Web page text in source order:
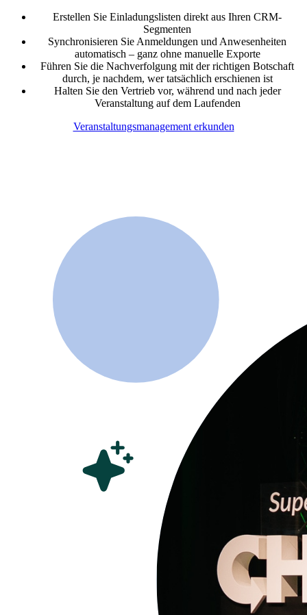
Erstellen Sie Einladungslisten direkt aus Ihren CRM-
Segmenten
Synchronisieren Sie Anmeldungen und Anwesenheiten
automatisch – ganz ohne manuelle Exporte
Führen Sie die Nachverfolgung mit der richtigen Botschaft
durch, je nachdem, wer tatsächlich erschienen ist
Halten Sie den Vertrieb vor, während und nach jeder
Veranstaltung auf dem Laufenden
Veranstaltungsmanagement erkunden